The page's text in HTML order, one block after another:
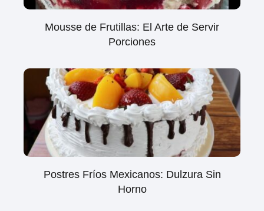
Mousse de Frutillas: El Arte de Servir
Porciones
Postres Fríos Mexicanos: Dulzura Sin
Horno